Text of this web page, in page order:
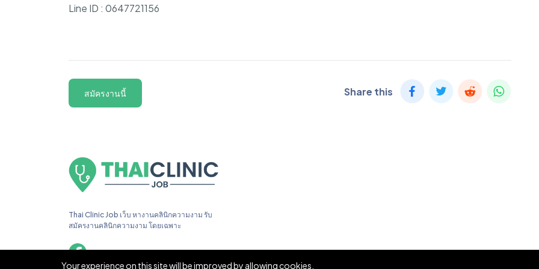
Line ID : 0647721156
สมัครงานนี้ Share this
Thai Clinic Job เว็บ หางานคลินิกความงาม รับ
สมัครงานคลินิกความงาม โดยเฉพาะ
Your experience on this site will be improved by allowing cookies.